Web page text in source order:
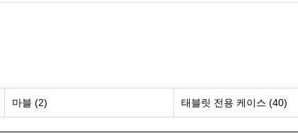
마블 (2) 태블릿 전용 케이스 (40)